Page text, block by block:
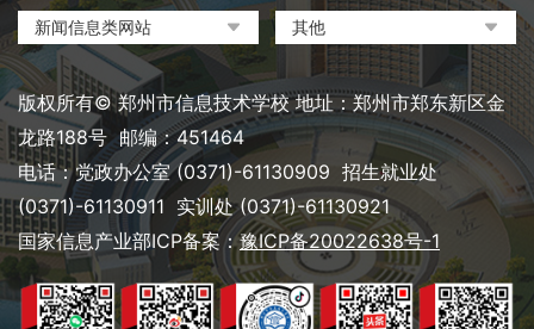
中国政府网
河南省人民政府
郑州市人民政府
教育部政府门户网站
中国职业教育与成人教育网
河南省教育厅
河南省职业教育与成人教育
网
郑州市教育局政务网
郑州教育信息网
新闻信息类网站
环球网
凤凰网
搜狐
网易
新浪
其他
中央电化教育馆
中国教育和科研计算机网
电脑报
大象网|河南网络广播电视台
版权所有© 郑州市信息技术学校 地址：郑州市郑东新区金
龙路188号 邮编：451464
电话：党政办公室 (0371)-61130909 招生就业处
(0371)-61130911 实训处 (0371)-61130921
国家信息产业部ICP备案：豫ICP备20022638号-1